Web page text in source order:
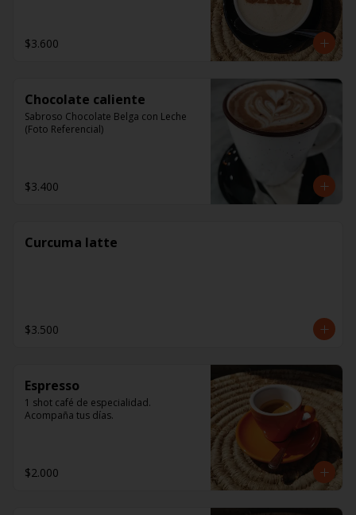
$3.600
Chocolate caliente
Sabroso Chocolate Belga con Leche
(Foto Referencial)
$3.400
Curcuma latte
$3.500
Espresso
1 shot café de especialidad.
Acompaña tus días.
$2.000